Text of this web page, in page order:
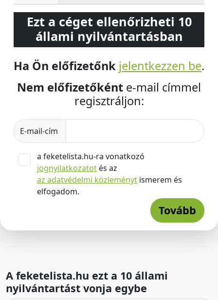
Ezt a céget ellenőrizheti 10
állami nyilvántartásban
Ha Ön előfizetőnk jelentkezzen be.
Nem előfizetőként e-mail címmel
regisztráljon:
E-mail-cím
a feketelista.hu-ra vonatkozó
jognyilatkozatot és az
az adatvédelmi közleményt ismerem és
elfogadom.
Tovább
A feketelista.hu ezt a 10 állami
nyilvántartást vonja egybe